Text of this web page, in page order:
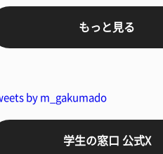
もっと見る
by m_gakumado
学生の窓口 公式X